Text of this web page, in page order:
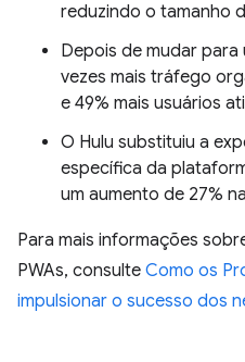
reduzindo o tamanho
Depois de mudar para
vezes mais tráfego
e 49% mais usuários
O Hulu substituiu a
específica da
um aumento de 27%
Para mais informações
PWAs, consulte Como os
impulsionar o sucesso dos